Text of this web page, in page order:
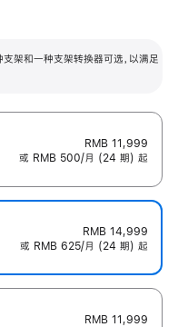
架和一种支架转换器可选，以满足
RMB 11,999
或 RMB 500/月 (24 期) 起
RMB 14,999
或 RMB 625/月 (24 期) 起
RMB 11,999